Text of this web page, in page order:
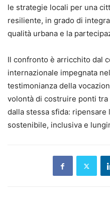
le strategie locali per una
resiliente, in grado di
qualità urbana e la
Il confronto è arricchito dal
internazionale impegnata
testimonianza della
volontà di costruire ponti
dalla stessa sfida:
sostenibile, inclusiva e